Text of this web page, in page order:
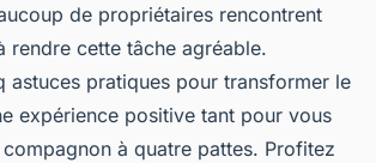
2024•6 min de lecture
de propriétaires rencontrent
rendre cette tâche agréable.
astuces pratiques pour transformer le
expérience positive tant pour vous
à quatre pattes. Profitez